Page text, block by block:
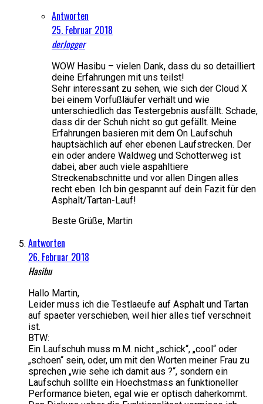
Antworten
25. Februar 2018
derJogger
WOW Hasibu – vielen Dank, dass du so detailliert
deine Erfahrungen mit uns teilst!
Sehr interessant zu sehen, wie sich der Cloud X
bei einem Vorfußläufer verhält und wie
unterschiedlich das Testergebnis ausfällt. Schade,
dass dir der Schuh nicht so gut gefällt. Meine
Erfahrungen basieren mit dem On Laufschuh
hauptsächlich auf eher ebenen Laufstrecken. Der
ein oder andere Waldweg und Schotterweg ist
dabei, aber auch viele aspahltiere
Streckenabschnitte und vor allen Dingen alles
recht eben. Ich bin gespannt auf dein Fazit für den
Asphalt/Tartan-Lauf!
Beste Grüße, Martin
Antworten
26. Februar 2018
Hasibu
Hallo Martin,
Leider muss ich die Testlaeufe auf Asphalt und Tartan
auf spaeter verschieben, weil hier alles tief verschneit
ist.
BTW:
Ein Laufschuh muss m.M. nicht „schick“, „cool“ oder
„schoen“ sein, oder, um mit den Worten meiner Frau zu
sprechen „wie sehe ich damit aus ?“, sondern ein
Laufschuh solllte ein Hoechstmass an funktioneller
Performance bieten, egal wie er optisch daherkommt.